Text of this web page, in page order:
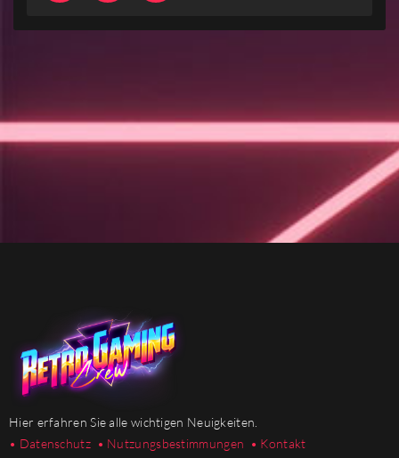
Hier erfahren Sie alle wichtigen Neuigkeiten.
• Datenschutz • Nutzungsbestimmungen • Kontakt